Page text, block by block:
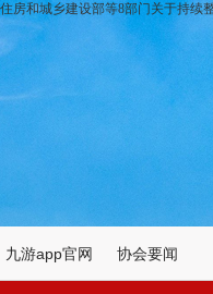
住房和城乡建设部等8部门关于持续
九游app官网 协会要闻